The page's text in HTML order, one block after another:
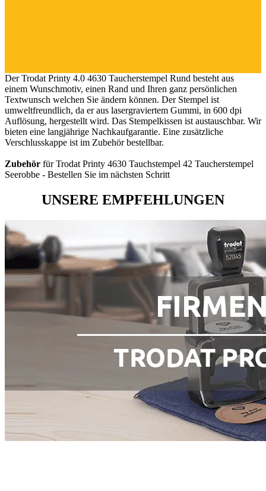
Der Trodat Printy 4.0 4630 Taucherstempel Rund besteht aus
einem Wunschmotiv, einen Rand und Ihren ganz persönlichen
Textwunsch welchen Sie ändern können. Der Stempel ist
umweltfreundlich, da er aus lasergraviertem Gummi, in 600 dpi
Auflösung, hergestellt wird. Das Stempelkissen ist austauschbar. Wir
bieten eine langjährige Nachkaufgarantie. Eine zusätzliche
Verschlusskappe ist im Zubehör bestellbar.
Zubehör für Trodat Printy 4630 Tauchstempel 42 Taucherstempel
Seerobbe - Bestellen Sie im nächsten Schritt
UNSERE EMPFEHLUNGEN